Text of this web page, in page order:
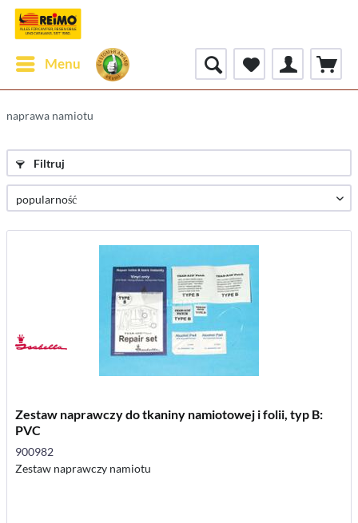
Menu
naprawa namiotu
Filtruj
Zestaw naprawczy do tkaniny namiotowej i folii, typ B:
PVC
900982
Zestaw naprawczy namiotu